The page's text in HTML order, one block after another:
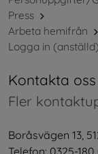
Press
Arbeta hemifrån
Logga in (anställd)
Kontakta oss
Fler
Boråsvägen 13,